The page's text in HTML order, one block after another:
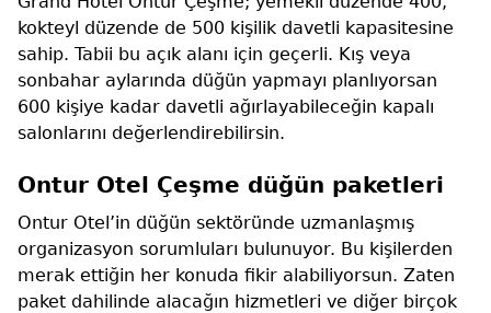
kokteyl düzende de 500 kişilik davetli kapasitesine
sahip. Tabii bu açık alanı için geçerli. Kış veya
sonbahar aylarında düğün yapmayı planlıyorsan
600 kişiye kadar davetli ağırlayabileceğin kapalı
salonlarını değerlendirebilirsin.
Ontur Otel Çeşme düğün paketleri
Ontur Otel’in düğün sektöründe uzmanlaşmış
organizasyon sorumluları bulunuyor. Bu kişilerden
merak ettiğin her konuda fikir alabiliyorsun. Zaten
paket dahilinde alacağın hizmetleri ve diğer birçok